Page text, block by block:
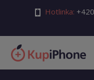
Hotlinka: